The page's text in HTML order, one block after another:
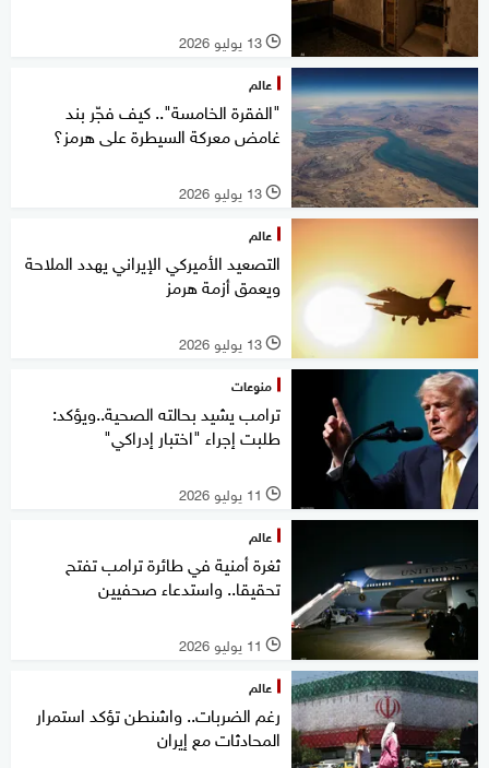
l 13 يوليو 2026
عالم
"الفقرة الخامسة".. كيف فجّر بند
غامض معركة السيطرة على هرمز؟
l 13 يوليو 2026
عالم
التصعيد الأميركي الإيراني يهدد الملاحة
ويعمق أزمة هرمز
l 13 يوليو 2026
منوعات
ترامب يشيد بحالته الصحية..ويؤكد:
طلبت إجراء "اختبار إدراكي"
l 11 يوليو 2026
عالم
ثغرة أمنية في طائرة ترامب تفتح
تحقيقا.. واستدعاء صحفيين
l 11 يوليو 2026
عالم
رغم الضربات.. واشنطن تؤكد استمرار
المحادثات مع إيران